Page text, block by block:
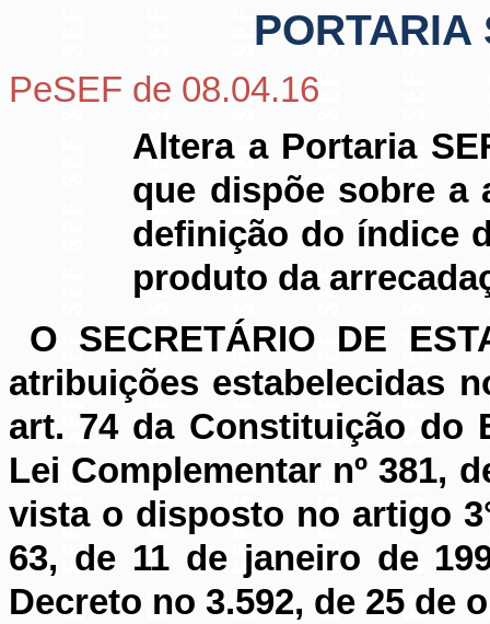
PORTARIA
PeSEF de 08.04.16
Altera a Portaria
que dispõe sobre a
definição do índice
produto da ar
O SECRETÁRIO DE
atribuições estabelecidas
art. 74 da Constituição do
Lei Complementar nº 381,
vista o disposto no artigo
63, de 11 de janeiro de
Decreto no 3.592, de 25 de